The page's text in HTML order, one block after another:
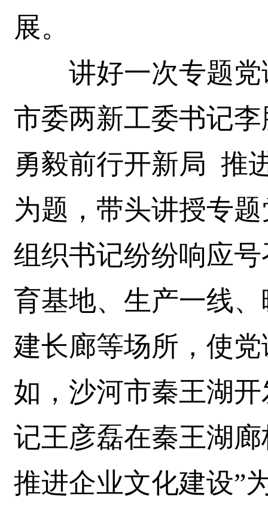
展。
讲好一次专题党
市委两新工委书记
勇毅前行开新局 推
为题，带头讲授专
组织书记纷纷响应
育基地、生产一线
建长廊等场所，使
如，沙河市秦王湖
记王彦磊在秦王湖
推进企业文化建设”